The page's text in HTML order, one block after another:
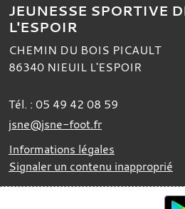
JEUNESSE SPORTIVE
L'ESPOIR
CHEMIN DU BOIS PICAULT
86340 NIEUIL L'ESPOIR
Tél. : 05 49 42 08 59
jsne@jsne-foot.fr
Informations légales
Signaler un contenu inapproprié